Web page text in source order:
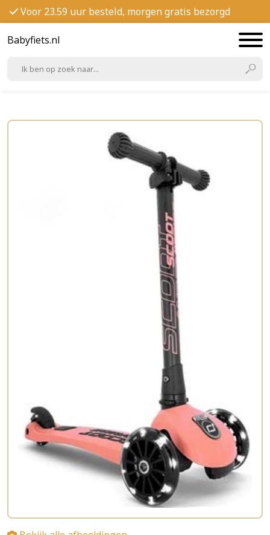
Voor 23.59 uur besteld, morgen gratis bezorgd
Babyfiets.nl